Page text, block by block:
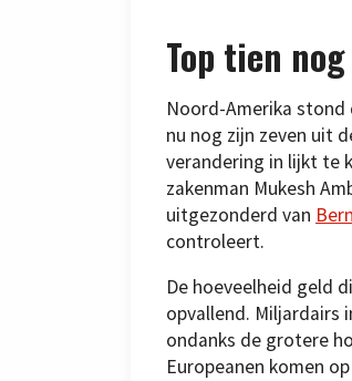
Top tien
Noord-Amerika stond
nu nog zijn zeven uit
verandering in lijkt te
zakenman Mukesh
uitgezonderd van
controleert.
De hoeveelheid geld
opvallend. Miljardairs
ondanks de grotere
Europeanen komen